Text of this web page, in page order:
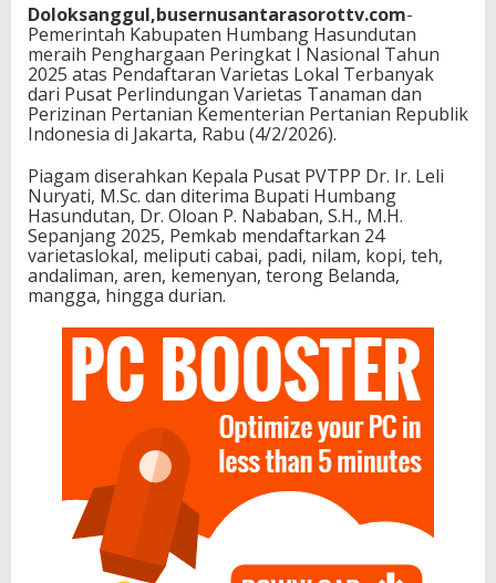
Doloksanggul,busernusantarasorottv.com-
Pemerintah Kabupaten Humbang Hasundutan
meraih Penghargaan Peringkat I Nasional Tahun
2025 atas Pendaftaran Varietas Lokal Terbanyak
dari Pusat Perlindungan Varietas Tanaman dan
Perizinan Pertanian Kementerian Pertanian Republik
Indonesia di Jakarta, Rabu (4/2/2026).
Piagam diserahkan Kepala Pusat PVTPP Dr. Ir. Leli
Nuryati, M.Sc. dan diterima Bupati Humbang
Hasundutan, Dr. Oloan P. Nababan, S.H., M.H.
Sepanjang 2025, Pemkab mendaftarkan 24
varietaslokal, meliputi cabai, padi, nilam, kopi, teh,
andaliman, aren, kemenyan, terong Belanda,
mangga, hingga durian.